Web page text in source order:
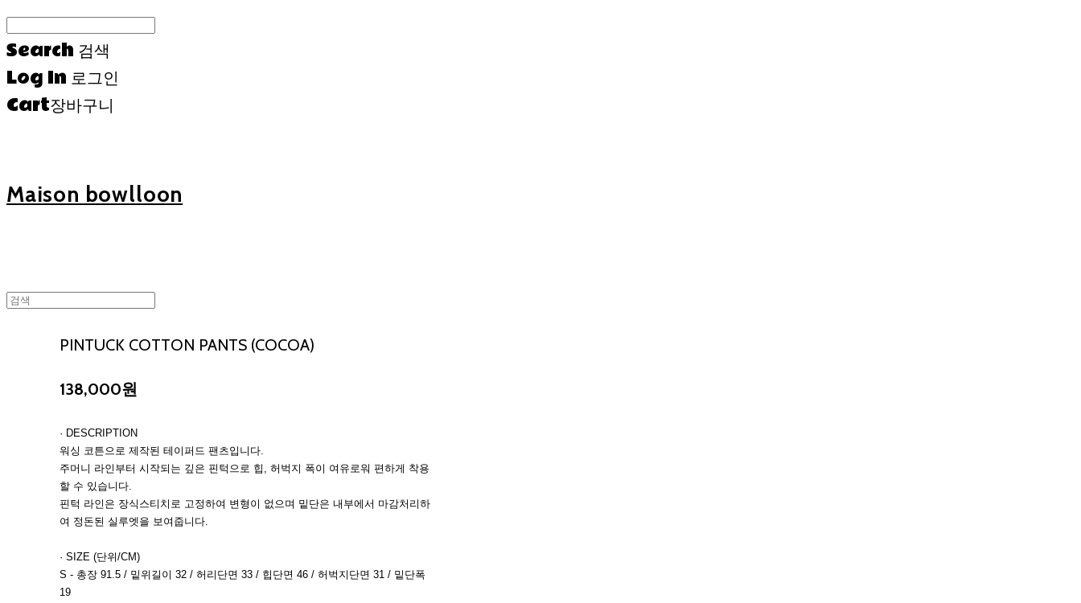
Search 검색
Log In 로그인
Cart장바구니
Maison bowlloon
PINTUCK COTTON PANTS (COCOA)
138,000원
· DESCRIPTION
워싱 코튼으로 제작된 테이퍼드 팬츠입니다.
주머니 라인부터 시작되는 깊은 핀턱으로 힙, 허벅지 폭이 여유로워 편하게 착용
할 수 있습니다.
핀턱 라인은 장식스티치로 고정하여 변형이 없으며 밑단은 내부에서 마감처리하
여 정돈된 실루엣을 보여줍니다.
· SIZE (단위/CM)
S - 총장 91.5 / 밑위길이 32 / 허리단면 33 / 힙단면 46 / 허벅지단면 31 / 밑단폭
19